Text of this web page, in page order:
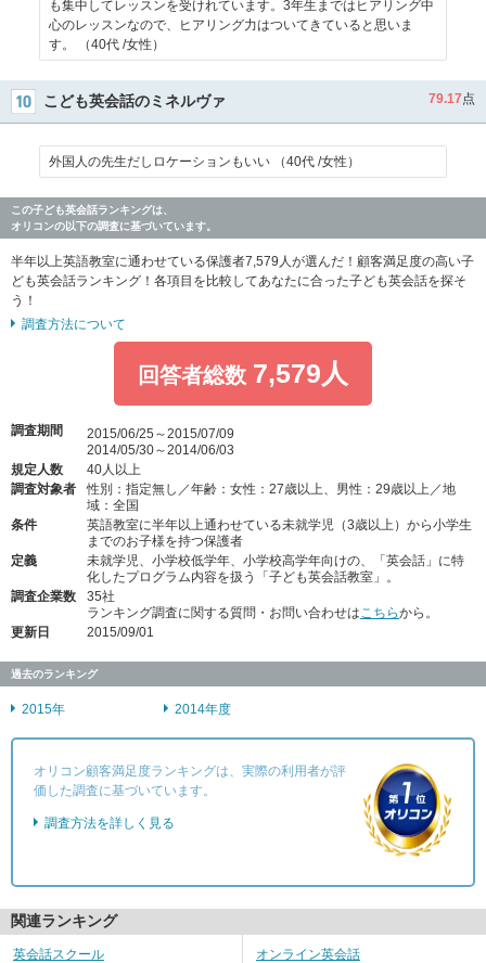
も集中してレッスンを受けれています。3年生まではヒアリング中
心のレッスンなので、ヒアリング力はついてきていると思いま
す。 （40代 /女性）
こども英会話のミネルヴァ 79.17点
外国人の先生だしロケーションもいい （40代 /女性）
この子ども英会話ランキングは、
オリコンの以下の調査に基づいています。
半年以上英語教室に通わせている保護者7,579人が選んだ！顧客満足度の高い子
ども英会話ランキング！各項目を比較してあなたに合った子ども英会話を探そ
う！
調査方法について
回答者総数 7,579人
調査期間
2015/06/25～2015/07/09
2014/05/30～2014/06/03
規定人数
40人以上
調査対象者
性別：指定無し／年齢：女性：27歳以上、男性：29歳以上／地
域：全国
条件
英語教室に半年以上通わせている未就学児（3歳以上）から小学生
までのお子様を持つ保護者
定義
未就学児、小学校低学年、小学校高学年向けの、「英会話」に特
化したプログラム内容を扱う「子ども英会話教室」。
調査企業数
35社
ランキング調査に関する質問・お問い合わせはこちらから。
更新日
2015/09/01
過去のランキング
2015年 2014年度
オリコン顧客満足度ランキングは、実際の利用者が評
価した調査に基づいています。
調査方法を詳しく見る
関連ランキング
英会話スクール オンライン英会話